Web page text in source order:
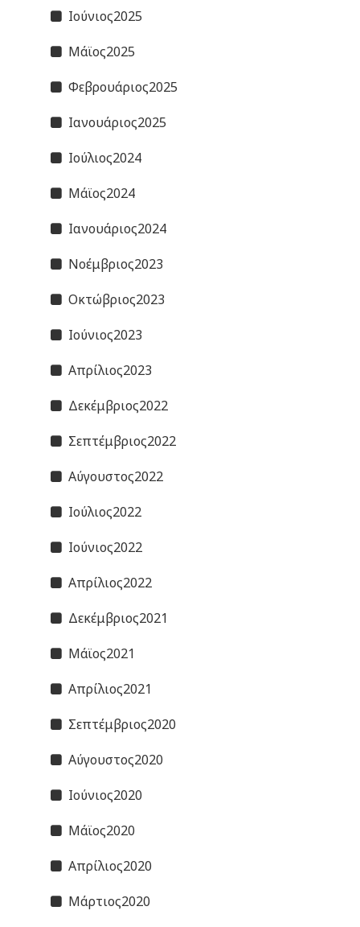
Ιούνιος2025
Μάϊος2025
Φεβρουάριος2025
Ιανουάριος2025
Ιούλιος2024
Μάϊος2024
Ιανουάριος2024
Νοέμβριος2023
Οκτώβριος2023
Ιούνιος2023
Απρίλιος2023
Δεκέμβριος2022
Σεπτέμβριος2022
Αύγουστος2022
Ιούλιος2022
Ιούνιος2022
Απρίλιος2022
Δεκέμβριος2021
Μάϊος2021
Απρίλιος2021
Σεπτέμβριος2020
Αύγουστος2020
Ιούνιος2020
Μάϊος2020
Απρίλιος2020
Μάρτιος2020